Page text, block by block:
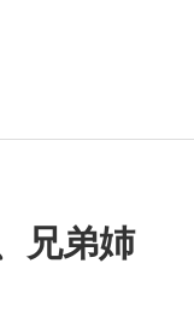
兄弟姉